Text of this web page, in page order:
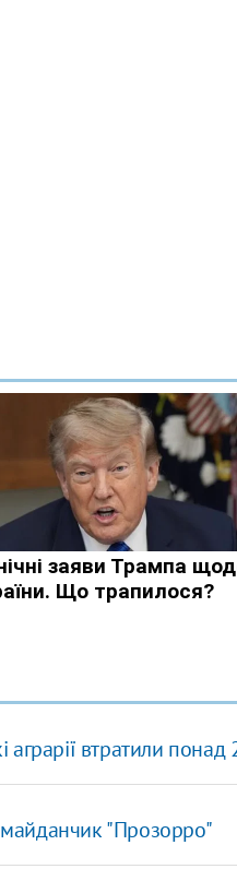
аграрії втратили
майданчик "Прозорро"